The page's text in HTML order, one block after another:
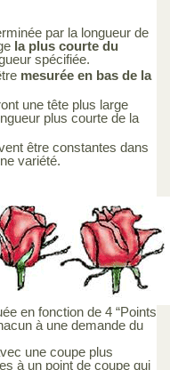
par la longueur de
la plus courte du
spécifiée.
mesurée en bas de la
une tête plus large
plus courte de la
être constantes dans
variété.
en fonction de 4 “Points
à une demande du
une coupe plus
à un point de coupe qui